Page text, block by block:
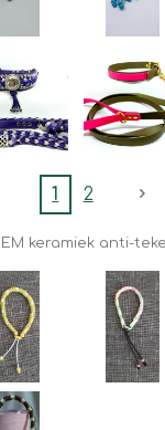
1 2
keramiek anti-